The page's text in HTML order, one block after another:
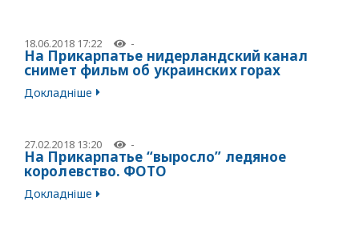
18.06.2018 17:22 -
На Прикарпатье нидерландский канал
снимет фильм об украинских горах
Докладніше
27.02.2018 13:20 -
На Прикарпатье “выросло” ледяное
королевство. ФОТО
Докладніше